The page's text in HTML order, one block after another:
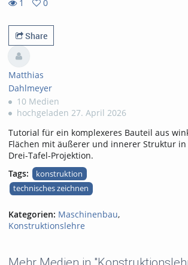
1
views
0
favorites
Share
Matthias
Dahlmeyer
10 Medien
hochgeladen 27. April 2026
Tutorial für ein komplexeres Bauteil aus
Flächen mit äußerer und innerer Struktur
Drei-Tafel-Projektion.
Tags:
konstruktion
technisches zeichnen
Kategorien: Maschinenbau,
Konstruktionslehre